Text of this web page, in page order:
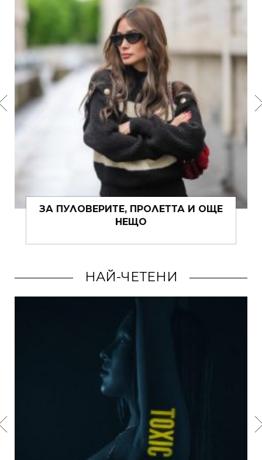
И ОЩЕ
КАКВО ДА ОБЛЕЧЕМ
НАЙ-ЧЕТЕНИ